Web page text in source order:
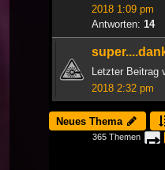
2018 1:09 pm
Antworten: 14
Letzter Beitrag
2018 2:32 pm
Neues Thema
365 Themen